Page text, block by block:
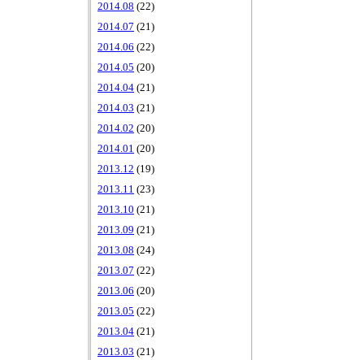
2014.08 (22)
2014.07 (21)
2014.06 (22)
2014.05 (20)
2014.04 (21)
2014.03 (21)
2014.02 (20)
2014.01 (20)
2013.12 (19)
2013.11 (23)
2013.10 (21)
2013.09 (21)
2013.08 (24)
2013.07 (22)
2013.06 (20)
2013.05 (22)
2013.04 (21)
2013.03 (21)